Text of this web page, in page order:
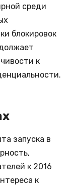
среди
блокировок
к
запуска в
к 2016
к